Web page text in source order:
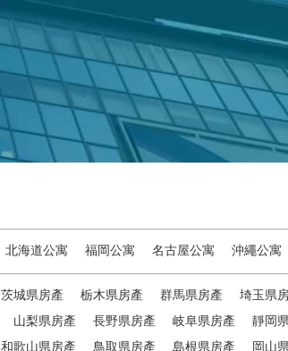
北海道公寓 福岡公寓 名古屋公寓 沖繩公寓
茨城県房產 栃木県房產 群馬県房產
埼玉県
山梨県房產 長野県房產 岐阜県房產
靜岡
和歌山県房產 鳥取県房產 島根県房產
岡山